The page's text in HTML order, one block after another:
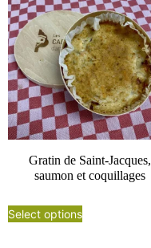
Gratin de Saint-Jacques,
saumon et coquillages
Select options